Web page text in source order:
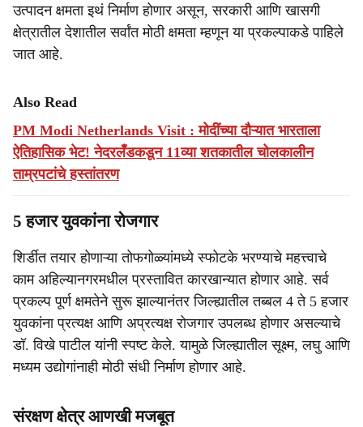
उत्पादन क्षमता इथं निर्माण होणार असून, सरकारी आणि खासगी
क्षेत्रातील देशातील सर्वांत मोठी क्षमता म्हणून या प्रकल्पाकडे पाहिले
जात आहे.
Also Read
PM Modi Netherlands Visit : मोदींच्या दौऱ्यात भारताला
ऐतिहासिक भेट! नेदरलँडकडून 11व्या शतकातील चोलकालीन
ताम्रपटांचे हस्तांतरण
5 हजार युवकांना रोजगार
शिर्डीत तयार होणाऱ्या तोफगोळ्यांमध्ये स्फोटके भरण्याचे महत्त्वाचे
काम अहिल्यानगरमधील प्रस्तावित कारखान्यात होणार आहे. सर्व
प्रकल्प पूर्ण क्षमतेने सुरू झाल्यानंतर जिल्ह्यातील तब्बल 4 ते 5 हजार
युवकांना प्रत्यक्ष आणि अप्रत्यक्ष रोजगार उपलब्ध होणार असल्याचे
डॉ. विखे पाटील यांनी स्पष्ट केले. यामुळे जिल्ह्यातील सूक्ष्म, लघु आणि
मध्यम उद्योगांनाही मोठी संधी निर्माण होणार आहे.
संरक्षण क्षेत्र आणखी मजबूत